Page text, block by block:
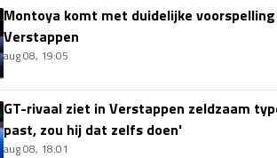
Montoya komt met duidelijke
Verstappen
aug 08, 19:05
GT-rivaal ziet in Verstappen zeldzaam
past, zou hij dat zelfs doen'
aug 08, 18:01